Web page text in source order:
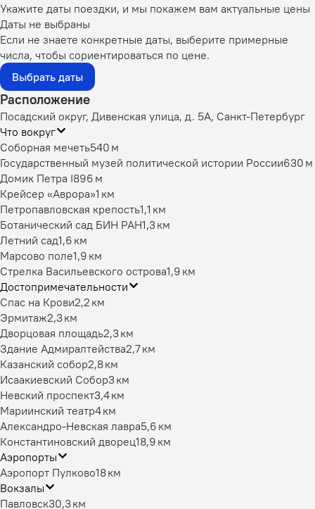
Укажите даты поездки, и мы покажем вам актуальные цены
Даты не выбраны
Если не знаете конкретные даты, выберите примерные
числа, чтобы сориентироваться по цене.
Выбрать даты
Расположение
Посадский округ, Дивенская улица, д. 5А, Санкт-Петербург
Что вокруг
Соборная мечеть540 м
Государственный музей политической истории России630 м
Домик Петра I896 м
Крейсер «Аврора»1 км
Петропавловская крепость1,1 км
Ботанический сад БИН РАН1,3 км
Летний сад1,6 км
Марсово поле1,9 км
Стрелка Васильевского острова1,9 км
Достопримечательности
Спас на Крови2,2 км
Эрмитаж2,3 км
Дворцовая площадь2,3 км
Здание Адмиралтейства2,7 км
Казанский собор2,8 км
Исаакиевский Собор3 км
Невский проспект3,4 км
Мариинский театр4 км
Александро-Невская лавра5,6 км
Константиновский дворец18,9 км
Аэропорты
Аэропорт Пулково18 км
Вокзалы
Павловск30,3 км